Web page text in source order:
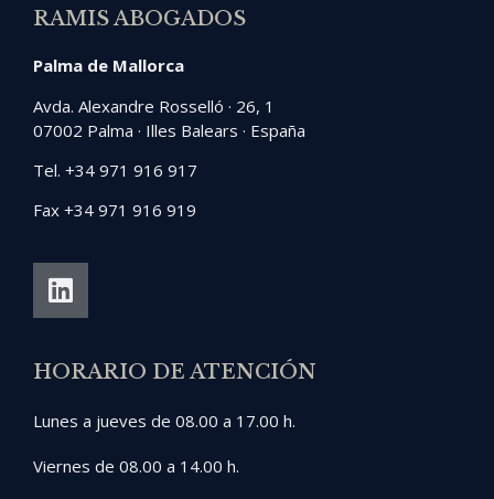
RAMIS ABOGADOS
Palma de Mallorca
Avda. Alexandre Rosselló · 26, 1
07002 Palma · Illes Balears · España
Tel. +34 971 916 917
Fax +34 971 916 919
HORARIO DE ATENCIÓN
Lunes a jueves de 08.00 a 17.00 h.
Viernes de 08.00 a 14.00 h.